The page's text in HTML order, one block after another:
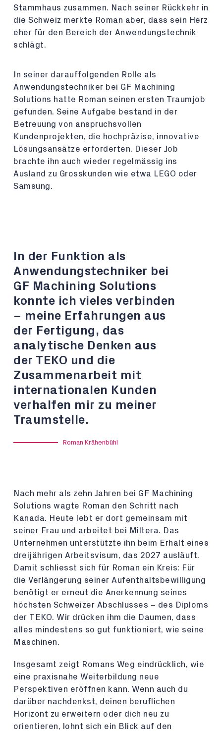
Stammhaus zusammen. Nach seiner Rückkehr in
die Schweiz merkte Roman aber, dass sein Herz
eher für den Bereich der Anwendungstechnik
schlägt.
In seiner darauffolgenden Rolle als
Anwendungstechniker bei GF Machining
Solutions hatte Roman seinen ersten Traumjob
gefunden. Seine Aufgabe bestand in der
Betreuung von anspruchsvollen
Kundenprojekten, die hochpräzise, innovative
Lösungsansätze erforderten. Dieser Job
brachte ihn auch wieder regelmässig ins
Ausland zu Grosskunden wie etwa LEGO oder
Samsung.
In der Funktion als
Anwendungstechniker bei
GF Machining Solutions
konnte ich vieles verbinden
– meine Erfahrungen aus
der Fertigung, das
analytische Denken aus
der TEKO und die
Zusammenarbeit mit
internationalen Kunden
verhalfen mir zu meiner
Traumstelle.
Roman Krähenbühl
Nach mehr als zehn Jahren bei GF Machining
Solutions wagte Roman den Schritt nach
Kanada. Heute lebt er dort gemeinsam mit
seiner Frau und arbeitet bei Miltera. Das
Unternehmen unterstützte ihn beim Erhalt eines
dreijährigen Arbeitsvisum, das 2027 ausläuft.
Damit schliesst sich für Roman ein Kreis: Für
die Verlängerung seiner Aufenthaltsbewilligung
benötigt er erneut die Anerkennung seines
höchsten Schweizer Abschlusses – des Diploms
der TEKO. Wir drücken ihm die Daumen, dass
alles mindestens so gut funktioniert, wie seine
Maschinen.
Insgesamt zeigt Romans Weg eindrücklich, wie
eine praxisnahe Weiterbildung neue
Perspektiven eröffnen kann. Wenn auch du
darüber nachdenkst, deinen beruflichen
Horizont zu erweitern oder dich neu zu
orientieren, lohnt sich ein Blick auf den